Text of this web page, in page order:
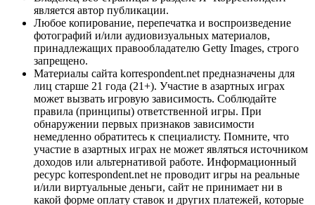
является автор публикации.
Любое копирование, перепечатка и воспроизведение
фотографий и/или аудиовизуальных материалов,
принадлежащих правообладателю Getty Images, строго
запрещено.
Материалы сайта korrespondent.net предназначены для
лиц старше 21 года (21+). Участие в азартных играх
может вызвать игровую зависимость. Соблюдайте
правила (принципы) ответственной игры. При
обнаружении первых признаков зависимости
немедленно обратитесь к специалисту. Помните, что
участие в азартных играх не может являться источником
доходов или альтернативой работе. Информационный
ресурс korrespondent.net не проводит игры на реальные
и/или виртуальные деньги, сайт не принимает ни в
какой форме оплату ставок и других платежей, которые